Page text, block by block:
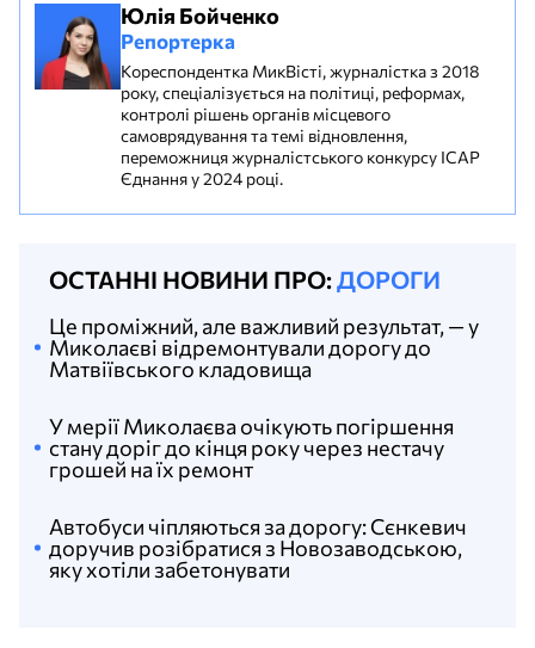
Юлія Бойченко
Репортерка
Кореспондентка МикВісті, журналістка з 2018
року, спеціалізується на політиці, реформах,
контролі рішень органів місцевого
самоврядування та темі відновлення,
переможниця журналістського конкурсу ІСАР
Єднання у 2024 році.
ОСТАННІ НОВИНИ ПРО:ДОРОГИ
Автобуси чіпляються за дорогу: Сєнкевич
доручив розібратися з Новозаводською,
яку хотіли забетонувати
У мерії Миколаєва очікують погіршення
стану доріг до кінця року через нестачу
грошей на їх ремонт
Це проміжний, але важливий результат, — у
Миколаєві відремонтували дорогу до
Матвіївського кладовища